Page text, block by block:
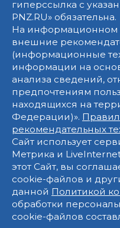
гиперссылка с
PNZ.RU» обязательна.
На информационном
внешние
(информационные
информации на
анализа сведений,
предпочтениям
находящихся на
Федерации)».
рекомендательных
Сайт использует
Метрика и
этот Сайт, вы
cookie-файлов и
данной Политикой
обработки
cookie-файлов